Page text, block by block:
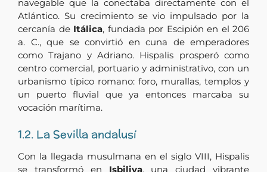
navegable que la conectaba directamente con el
Atlántico. Su crecimiento se vio impulsado por la
cercanía de Itálica, fundada por Escipión en el 206
a. C., que se convirtió en cuna de emperadores
como Trajano y Adriano. Hispalis prosperó como
centro comercial, portuario y administrativo, con un
urbanismo típico romano: foro, murallas, templos y
un puerto fluvial que ya entonces marcaba su
vocación marítima.
1.2. La Sevilla andalusí
Con la llegada musulmana en el siglo VIII, Hispalis
se transformó en Isbiliya, una ciudad vibrante